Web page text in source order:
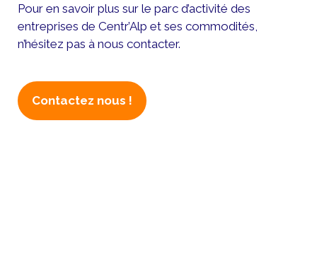
Pour en savoir plus sur le parc d’activité des
entreprises de Centr’Alp et ses commodités,
n’hésitez pas à nous contacter.
Contactez nous !